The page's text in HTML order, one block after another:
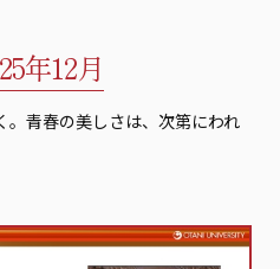
年12月
。青春の美しさは、次第にわれ